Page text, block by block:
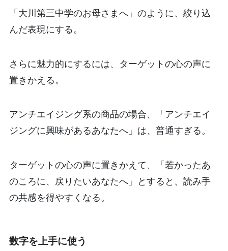
「大川第三中学のお母さまへ」のように、絞り込
んだ表現にする。
さらに魅力的にするには、ターゲットの心の声に
置きかえる。
アンチエイジング系の商品の場合、「アンチエイ
ジングに興味があるあなたへ」は、普通すぎる。
ターゲットの心の声に置きかえて、「若かったあ
のころに、戻りたいあなたへ」とすると、読み手
の共感を得やすくなる。
数字を上手に使う